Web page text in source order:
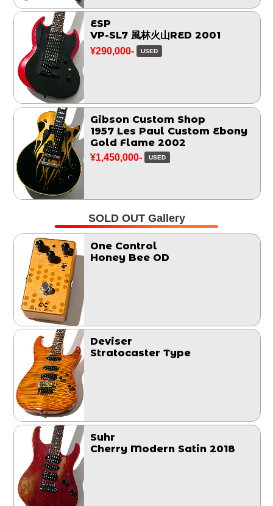
ESP
VP-SL7 風林火山RED 2001
¥290,000- USED
Gibson Custom Shop
1957 Les Paul Custom Ebony
Gold Flame 2002
¥1,450,000- USED
SOLD OUT Gallery
One Control
Honey Bee OD
Deviser
Stratocaster Type
Suhr
Cherry Modern Satin 2018